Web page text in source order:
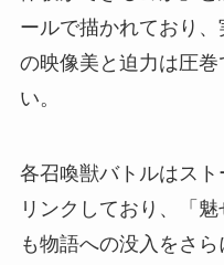
ールで描かれており
の映像美と迫力は圧
い。
各召喚獣バトルはス
リンクしており、「
も物語への没入をさ